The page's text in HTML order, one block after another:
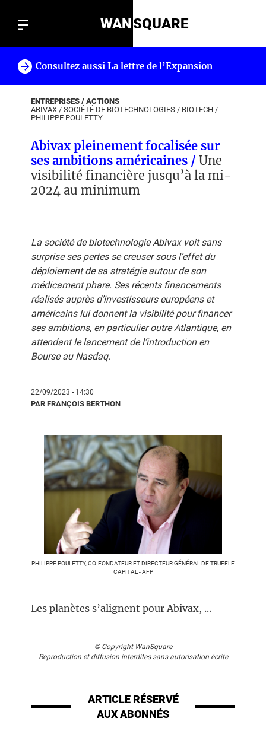
WANSQUARE
Consultez aussi La lettre de l’Expansion
ENTREPRISES / ACTIONS
ABIVAX / SOCIÉTÉ DE BIOTECHNOLOGIES / BIOTECH /
PHILIPPE POULETTY
Abivax pleinement focalisée sur
ses ambitions américaines / Une
visibilité financière jusqu’à la mi-
2024 au minimum
La société de biotechnologie Abivax voit sans
surprise ses pertes se creuser sous l’effet du
déploiement de sa stratégie autour de son
médicament phare. Ses récents financements
réalisés auprès d’investisseurs européens et
américains lui donnent la visibilité pour financer
ses ambitions, en particulier outre Atlantique, en
attendant le lancement de l’introduction en
Bourse au Nasdaq.
22/09/2023 - 14:30
PAR FRANÇOIS BERTHON
PHILIPPE POULETTY, CO-FONDATEUR ET DIRECTEUR GÉNÉRAL DE TRUFFLE
CAPITAL - AFP
Les planètes s’alignent pour Abivax, ...
© Copyright WanSquare
Reproduction et diffusion interdites sans autorisation écrite
ARTICLE RÉSERVÉ
AUX ABONNÉS